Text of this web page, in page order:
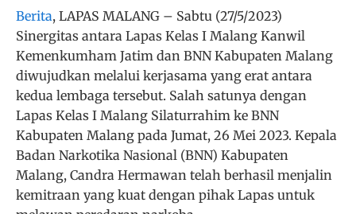
Berita, LAPAS MALANG – Sabtu (27/5/2023)
Sinergitas antara Lapas Kelas I Malang Kanwil
Kemenkumham Jatim dan BNN Kabupaten Malang
diwujudkan melalui kerjasama yang erat antara
kedua lembaga tersebut. Salah satunya dengan
Lapas Kelas I Malang Silaturrahim ke BNN
Kabupaten Malang pada Jumat, 26 Mei 2023. Kepala
Badan Narkotika Nasional (BNN) Kabupaten
Malang, Candra Hermawan telah berhasil menjalin
kemitraan yang kuat dengan pihak Lapas untuk